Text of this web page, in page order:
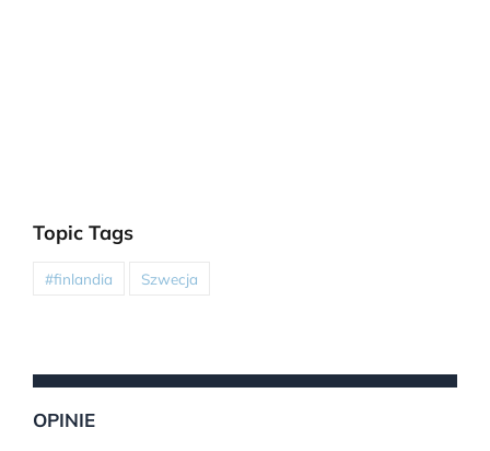
Topic Tags
#finlandia Szwecja
OPINIE